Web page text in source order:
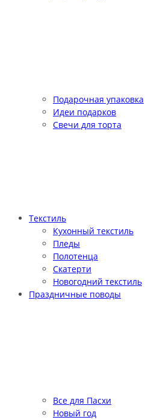
Подарочная упаковка
Идеи подарков
Свечи для торта
Текстиль
Кухонный текстиль
Пледы
Полотенца
Скатерти
Новогодний текстиль
Праздничные поводы
Все для Пасхи
Новый год